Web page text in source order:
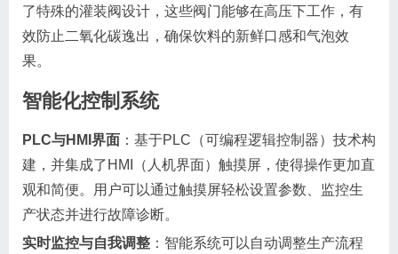
了特殊的灌装阀设计，这些阀门能够在高压下工作，有
效防止二氧化碳逸出，确保饮料的新鲜口感和气泡效
果。
智能化控制系统
PLC与HMI界面 ：基于PLC（可编程逻辑控制器）技术构
建，并集成了HMI（人机界面）触摸屏，使得操作更加直
观和简便。用户可以通过触摸屏轻松设置参数、监控生
产状态并进行故障诊断。
实时监控与自我调整 ：智能系统可以自动调整生产流程